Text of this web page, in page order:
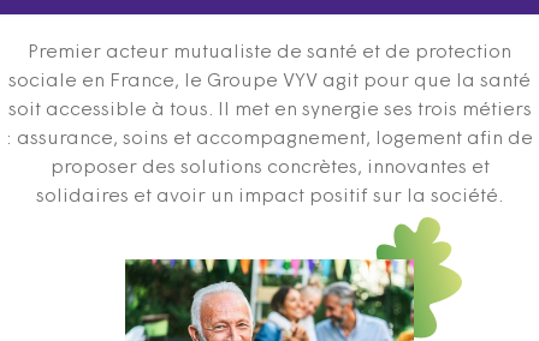
Premier acteur mutualiste de santé et de protection
sociale en France, le Groupe VYV agit pour que la santé
soit accessible à tous. Il met en synergie ses trois métiers
: assurance, soins et accompagnement, logement afin de
proposer des solutions concrètes, innovantes et
solidaires et avoir un impact positif sur la société.